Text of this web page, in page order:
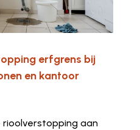
erfgrens bij
en kantoor
rioolverstopping aan